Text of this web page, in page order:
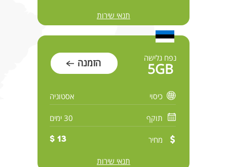
תנאי שירות
נפח גלישה
5GB הזמנה
כיסוי אסטוניה
תוקף 30 ימים
מחיר 13 $
תנאי שירות